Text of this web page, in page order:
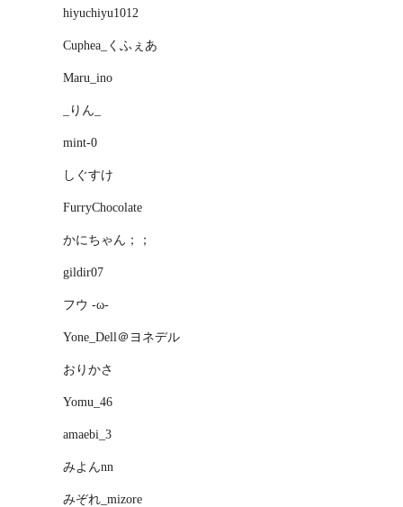
hiyuchiyu1012
Cuphea_くふぇあ
Maru_ino
_りん_
mint-0
しぐすけ
FurryChocolate
かにちゃん；；
gildir07
フウ -ω-
Yone_Dell＠ヨネデル
おりかさ
Yomu_46
amaebi_3
みよんnn
みぞれ_mizore